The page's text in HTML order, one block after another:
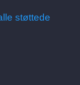
støttede